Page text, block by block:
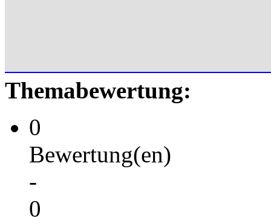
Themabewertung:
0
Bewertung(en)
-
0